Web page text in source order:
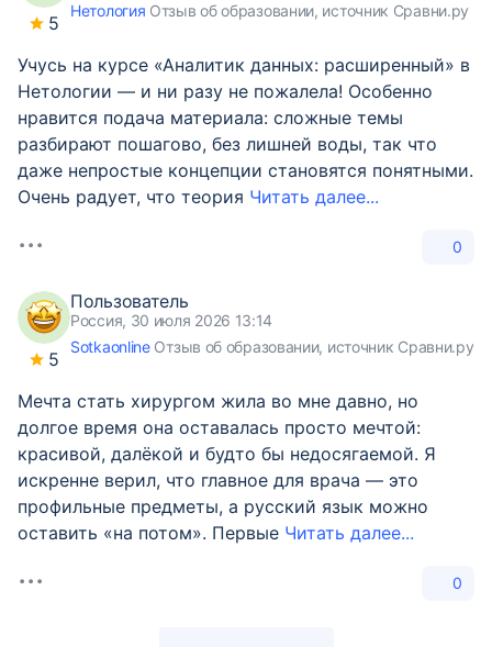
5
Нетология Отзыв об образовании, источник Сравни.ру
Учусь на курсе «Аналитик данных: расширенный» в
Нетологии — и ни разу не пожалела! Особенно
нравится подача материала: сложные темы
разбирают пошагово, без лишней воды, так что
даже непростые концепции становятся понятными.
Очень радует, что теория Читать далее...
0
5
Пользователь
Россия, 30 июля 2026 13:14
SotkaonlineОтзыв об образовании, источник Сравни.ру
Мечта стать хирургом жила во мне давно, но
долгое время она оставалась просто мечтой:
красивой, далёкой и будто бы недосягаемой. Я
искренне верил, что главное для врача — это
профильные предметы, а русский язык можно
оставить «на потом». Первые Читать далее...
0